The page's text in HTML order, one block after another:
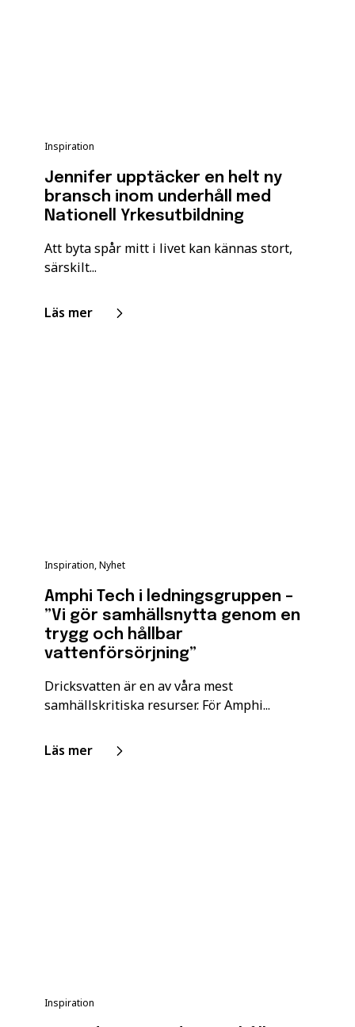
Inspiration
Jennifer upptäcker en helt ny
bransch inom underhåll med
Nationell Yrkesutbildning
Att byta spår mitt i livet kan kännas stort,
särskilt...
Läs mer
Inspiration, Nyhet
Amphi Tech i ledningsgruppen –
”Vi gör samhällsnytta genom en
trygg och hållbar
vattenförsörjning”
Dricksvatten är en av våra mest
samhällskritiska resurser. För Amphi...
Läs mer
Inspiration